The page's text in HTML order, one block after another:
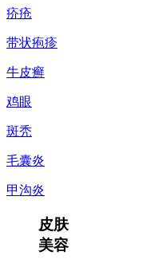
疥疮
带状疱疹
牛皮癣
鸡眼
斑秃
毛囊炎
甲沟炎
皮肤
美容